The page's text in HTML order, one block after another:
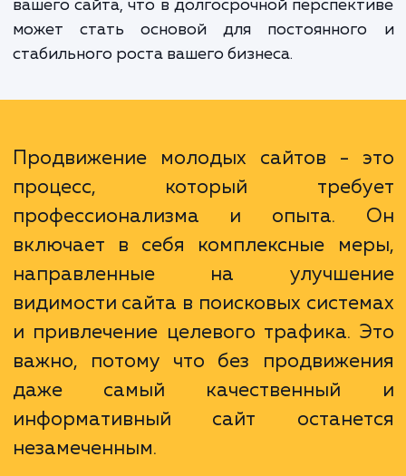
посещаемости вашего сайта, улучшение
позиций в поисковой выдаче и
общего уровня продаж и прибыли
может стать основой для
стабильного роста вашего бизнеса.
Продвижение молодых сайтов -
процесс, который
профессионализма и опыта.
включает в себя комплексные
направленные на